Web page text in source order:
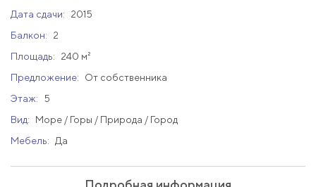
Дата сдачи:
2015
Балкон:
2
Площадь:
240 м²
Предложение:
От собственника
Этаж:
5
Вид:
Море / Горы / Природа / Город
Мебель:
Да